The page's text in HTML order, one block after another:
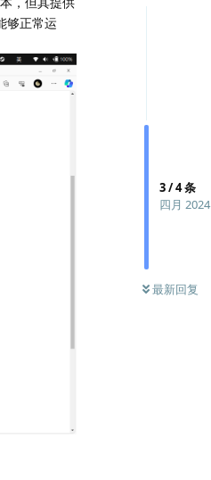
3/4条
四月 2024
最新回复
够正常运